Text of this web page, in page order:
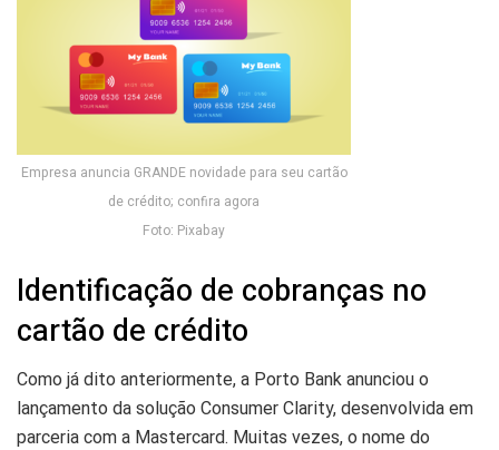
Empresa anuncia GRANDE novidade para seu cartão
de crédito; confira agora
Foto: Pixabay
Identificação de cobranças no
cartão de crédito
Como já dito anteriormente, a Porto Bank anunciou o
lançamento da solução Consumer Clarity, desenvolvida em
parceria com a Mastercard. Muitas vezes, o nome do